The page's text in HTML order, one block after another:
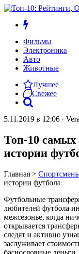
Фильмы
Электроника
Авто
Животные
Лучшее
Свежее
5.11.2019 в 12:06 ·
Топ-10 самых
истории
Главная >
истории футбола
Футбольные
любителей футбола
межсезонье, когда
открывается
следят и активно
заслуживает
баснословные